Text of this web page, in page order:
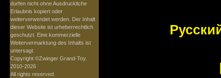
durfen nicht ohne Ausdruckliche
Erlaubnis kopiert oder
weiterverwendet werden. Der Inhalt
dieser Website ist urheberrechtlich
geschutzt. Eine kommerzielle
Weitervermarktung des Inhalts ist
untersagt.
Copyright ©Zwinger Grand-Toy.
2010-2026
All rights reserved.